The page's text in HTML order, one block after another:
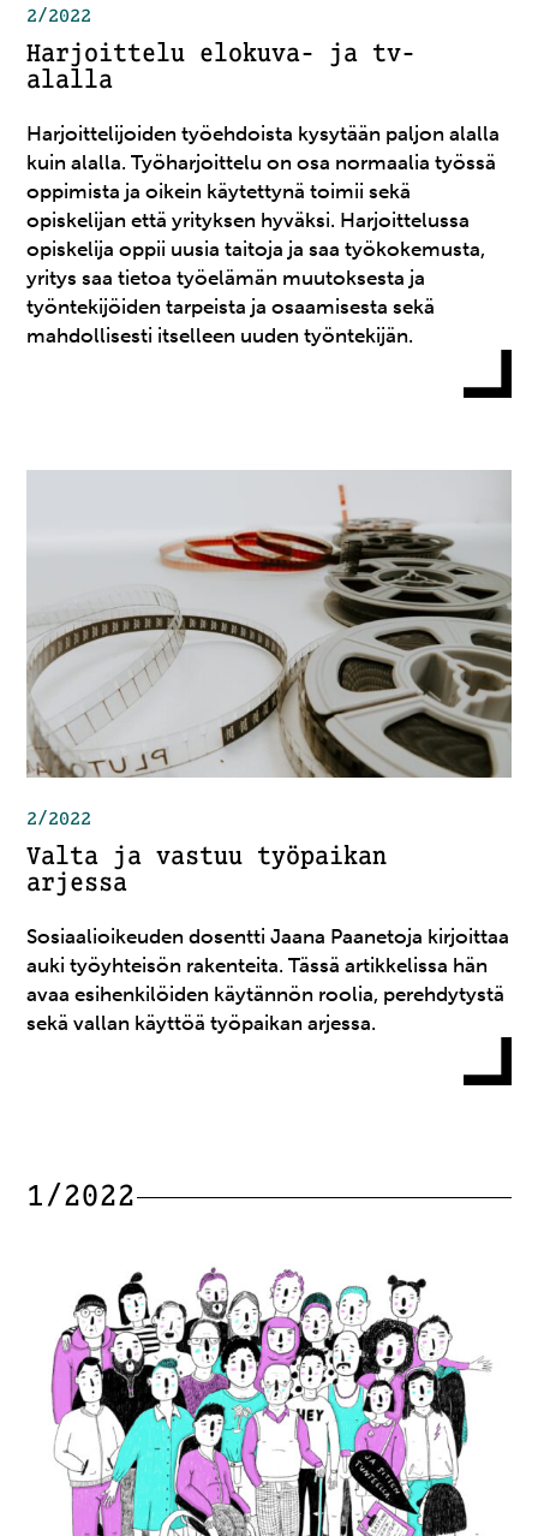
2/2022
Harjoittelu elokuva- ja tv-
alalla
Harjoittelijoiden työehdoista kysytään paljon alalla
kuin alalla. Työharjoittelu on osa normaalia työssä
oppimista ja oikein käytettynä toimii sekä
opiskelijan että yrityksen hyväksi. Harjoittelussa
opiskelija oppii uusia taitoja ja saa työkokemusta,
yritys saa tietoa työelämän muutoksesta ja
työntekijöiden tarpeista ja osaamisesta sekä
mahdollisesti itselleen uuden työntekijän.
2/2022
Valta ja vastuu työpaikan
arjessa
Sosiaalioikeuden dosentti Jaana Paanetoja kirjoittaa
auki työyhteisön rakenteita. Tässä artikkelissa hän
avaa esihenkilöiden käytännön roolia, perehdytystä
sekä vallan käyttöä työpaikan arjessa.
1/2022